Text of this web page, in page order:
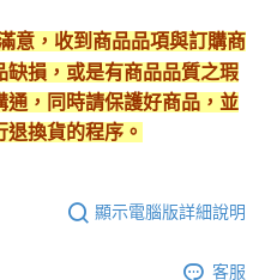
意，收到商品品項與訂購商
缺損，或是有商品品質之瑕
，同時請保護好商品，並
換貨的程序。
顯示電腦版詳細說明
客服